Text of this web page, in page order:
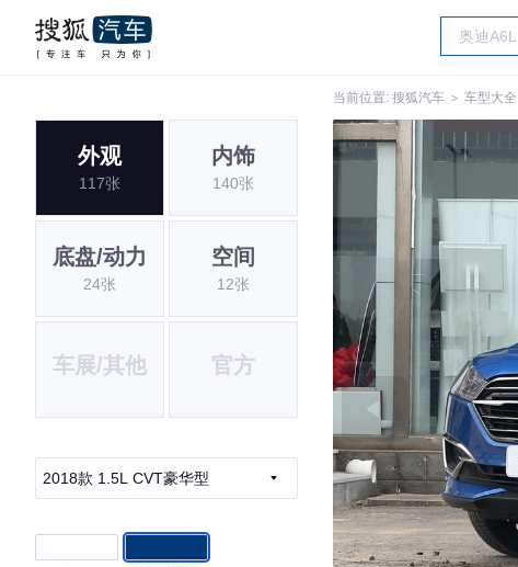
当前位置: 搜狐汽车 ＞ 车型大全
外观
117张
内饰
140张
底盘/动力
24张
空间
12张
车展/其他 官方
2018款 1.5L CVT豪华型